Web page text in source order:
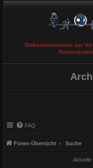
Diskussionsforum zur
FAQ
Foren-Übersicht Suche
Aktuelle